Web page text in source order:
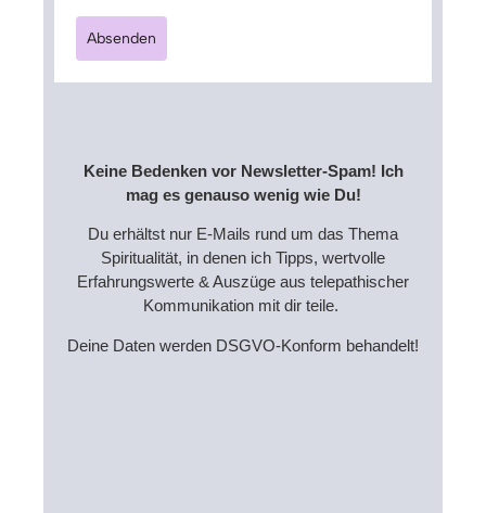
Absenden
Keine Bedenken vor Newsletter-Spam! Ich
mag es genauso wenig wie Du!
Du erhältst nur E-Mails rund um das Thema
Spiritualität, in denen ich Tipps, wertvolle
Erfahrungswerte & Auszüge aus telepathischer
Kommunikation mit dir teile.
Deine Daten werden DSGVO-Konform behandelt!